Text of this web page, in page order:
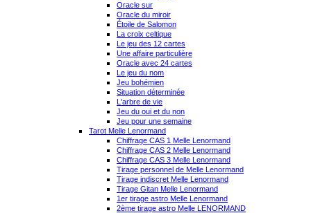
Oracle sur
Oracle du miroir
Étoile de Salomon
La croix celtique
Le jeu des 12 cartes
Une affaire particulière
Oracle avec 24 cartes
Le jeu du nom
Jeu bohémien
Situation déterminée
L'arbre de vie
Jeu du oui et du non
Jeu pour une semaine
Tarot Melle Lenormand
Chiffrage CAS 1 Melle Lenormand
Chiffrage CAS 2 Melle Lenormand
Chiffrage CAS 3 Melle Lenormand
Tirage personnel de Melle Lenormand
Tirage indiscret Melle Lenormand
Tirage Gitan Melle Lenormand
1er tirage astro Melle Lenormand
2ème tirage astro Melle LENORMAND